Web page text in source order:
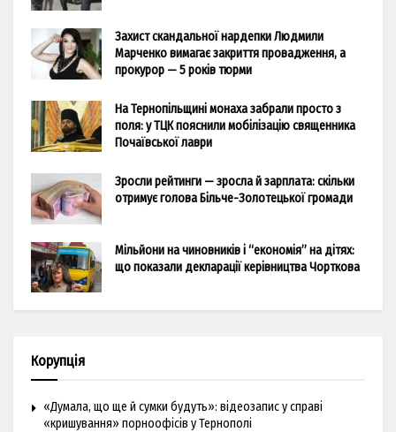
Захист скандальної нардепки Людмили
Марченко вимагає закриття провадження, а
прокурор — 5 років тюрми
На Тернопільщині монаха забрали просто з
поля: у ТЦК пояснили мобілізацію священника
Почаївської лаври
Зросли рейтинги — зросла й зарплата: скільки
отримує голова Більче-Золотецької громади
Мільйони на чиновників і “економія” на дітях:
що показали декларації керівництва Чорткова
Корупція
«Думала, що ще й сумки будуть»: відеозапис у справі
«кришування» порноофісів у Тернополі